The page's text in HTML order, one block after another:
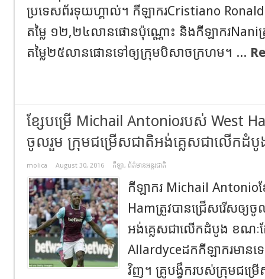
ប្រទេសព័រទុយហ្គាល់។ កីឡាករCristiano
តម្លៃ ១២,២៤លានផោនប៉ុណ្ណោះ និងកីឡាករNani
តម្លៃ២៥លានផោនទៅឲ្យក្រុមបិសាចក្រហម។ ...
ខ្សែបម្រើ Michail Antonioរបស់ West
ចូលរួម ក្រុមជម្រើសជាតិអង់គ្លេសជាលើកដំបូ
molica August 30, 2016 កីឡា, ព័ត៌មានអន្តរជាតិ
កីឡាករ Michail Antonioខ្
Hamត្រូវបានជ្រើសរើសឲ្យ
អង់គ្លេសជាលើកដំបូង ខណ
Allardyceដកកីឡាករមាន
វិញ។ គ្រូបង្វឹករបស់ក្រុមជម្រ